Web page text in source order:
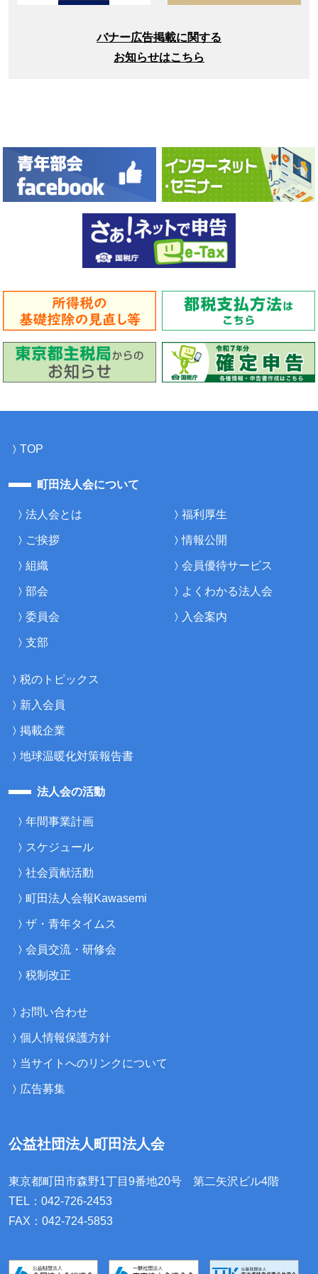
バナー広告掲載に関する
お知らせはこちら
TOP
町田法人会について
法人会とは
ご挨拶
組織
部会
委員会
支部
福利厚生
情報公開
会員優待サービス
よくわかる法人会
入会案内
税のトピックス
新入会員
掲載企業
地球温暖化対策報告書
法人会の活動
年間事業計画
スケジュール
社会貢献活動
町田法人会報Kawasemi
ザ・青年タイムス
会員交流・研修会
税制改正
お問い合わせ
個人情報保護方針
当サイトへのリンクについて
広告募集
公益社団法人町田法人会
東京都町田市森野1丁目9番地20号 第二矢沢ビル4階
TEL：042-726-2453
FAX：042-724-5853